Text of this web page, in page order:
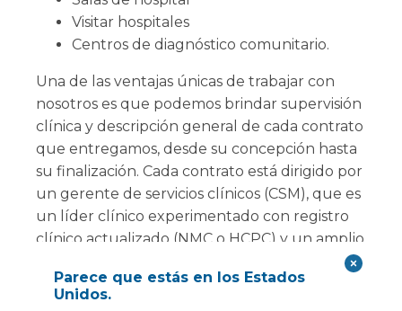
Visitar hospitales
Centros de diagnóstico comunitario.
Una de las ventajas únicas de trabajar con
nosotros es que podemos brindar supervisión
clínica y descripción general de cada contrato
que entregamos, desde su concepción hasta
su finalización. Cada contrato está dirigido por
un gerente de servicios clínicos (CSM), que es
un líder clínico experimentado con registro
clínico actualizado (NMC o HCPC) y un amplio
conocimiento de nuestras instalaciones, tanto
móviles como modulares.
Parece que estás en los Estados
Unidos.